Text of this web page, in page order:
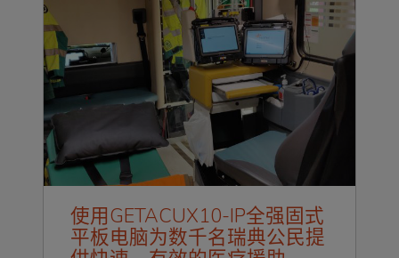
使用GETACUX10-IP全强固式
平板电脑为数千名瑞典公民提